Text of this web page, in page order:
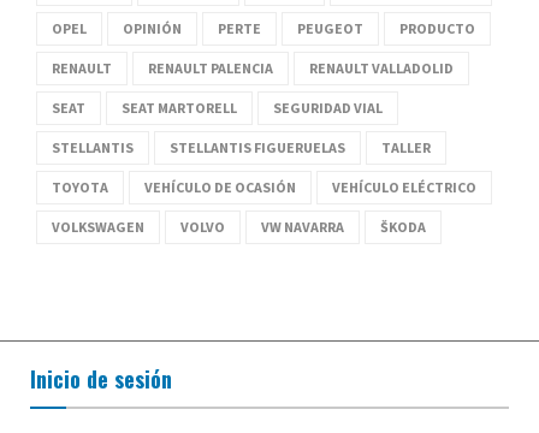
OPEL OPINIÓN PERTE PEUGEOT PRODUCTO
RENAULT RENAULT PALENCIA RENAULT VALLADOLID
SEAT SEAT MARTORELL SEGURIDAD VIAL
STELLANTIS STELLANTIS FIGUERUELAS TALLER
TOYOTA VEHÍCULO DE OCASIÓN VEHÍCULO ELÉCTRICO
VOLKSWAGEN VOLVO VW NAVARRA ŠKODA
Inicio de sesión